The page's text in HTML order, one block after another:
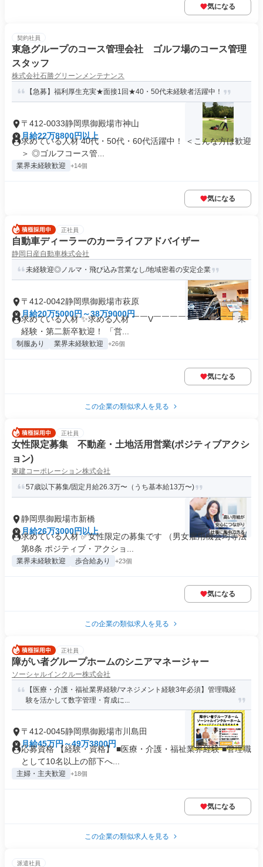
気になる
契約社員
東急グループのコース管理会社 ゴルフ場のコース管理
スタッフ
株式会社石勝グリーンメンテナンス
【急募】福利厚生充実★面接1回★40・50代未経験者活躍中！
〒412-0033静岡県御殿場市神山
月給22万8800円以上
求めている人材 40代・50代・60代活躍中！ ＜こんな方は歓迎
＞ ◎ゴルフコース管...
業界未経験歓迎 +14個
気になる
正社員
自動車ディーラーのカーライフアドバイザー
静岡日産自動車株式会社
未経験迎◎ノルマ・飛び込み営業なし/地域密着の安定企業
〒412-0042静岡県御殿場市萩原
月給20万5000円～38万9000円
求めている人材 ✨求める人材 ￣￣V￣￣￣￣￣￣￣￣￣￣ 未
経験・第二新卒歓迎！ 「営...
制服あり 業界未経験歓迎 +26個
気になる
この企業の類似求人を見る
正社員
女性限定募集 不動産・土地活用営業(ポジティブアクシ
ョン)
東建コーポレーション株式会社
57歳以下募集/固定月給26.3万〜（うち基本給13万〜)
静岡県御殿場市新橋
月給26万3000円以上
求めている人材 ✅女性限定の募集です （男女雇用機会均等法
第8条 ポジティブ・アクショ...
業界未経験歓迎 歩合給あり +23個
気になる
この企業の類似求人を見る
正社員
障がい者グループホームのシニアマネージャー
ソーシャルインクルー株式会社
【医療・介護・福祉業界経験/マネジメント経験3年必須】管理職経
験を活かして数字管理・育成に...
〒412-0045静岡県御殿場市川島田
月給45万円～49万3800円
応募資格 【経験・資格】 ■医療・介護・福祉業界経験 ■管理職
として10名以上の部下へ...
主婦・主夫歓迎 +18個
気になる
この企業の類似求人を見る
派遣社員